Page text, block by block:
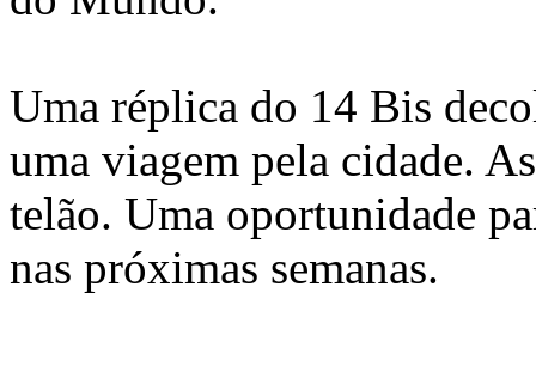
Uma réplica do 14 Bis
uma viagem pela cidade.
telão. Uma oportunidade
nas próximas semanas.